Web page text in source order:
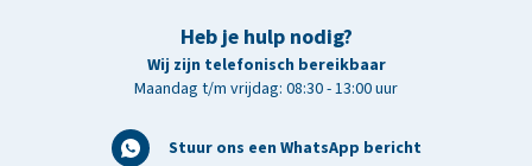
Heb je hulp nodig?
Wij zijn telefonisch bereikbaar
Maandag t/m vrijdag: 08:30 - 13:00 uur
Stuur ons een WhatsApp bericht